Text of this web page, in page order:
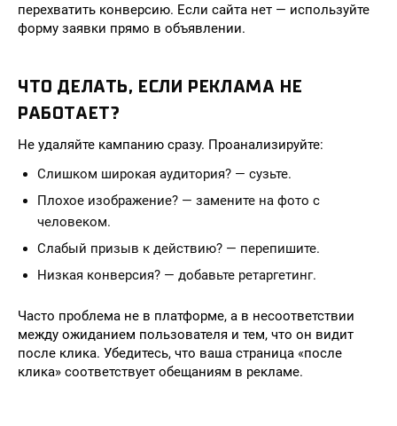
перехватить конверсию. Если сайта нет — используйте
форму заявки прямо в объявлении.
ЧТО ДЕЛАТЬ, ЕСЛИ РЕКЛАМА НЕ
РАБОТАЕТ?
Не удаляйте кампанию сразу. Проанализируйте:
Слишком широкая аудитория? — сузьте.
Плохое изображение? — замените на фото с
человеком.
Слабый призыв к действию? — перепишите.
Низкая конверсия? — добавьте ретаргетинг.
Часто проблема не в платформе, а в несоответствии
между ожиданием пользователя и тем, что он видит
после клика. Убедитесь, что ваша страница «после
клика» соответствует обещаниям в рекламе.